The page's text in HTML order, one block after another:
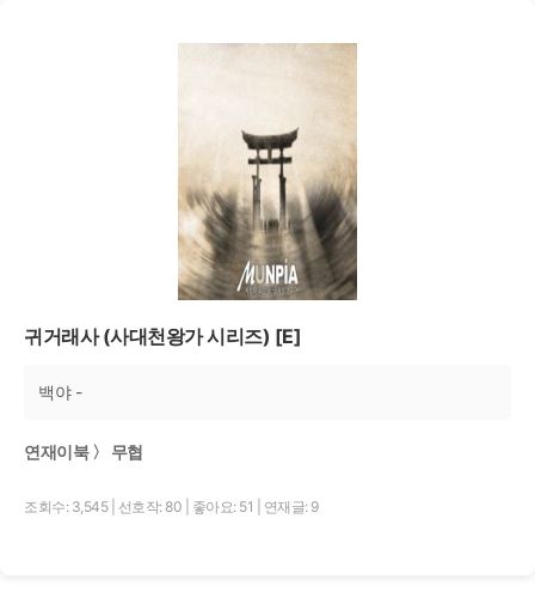
귀거래사 (사대천왕가 시리즈) [E]
백야 -
연재이북 〉 무협
조회수: 3,545 선호작: 80 좋아요: 51 연재글: 9